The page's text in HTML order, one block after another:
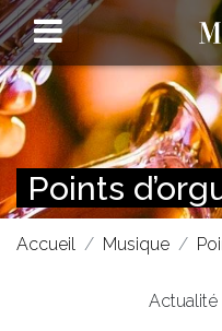
Points
Accueil Musique